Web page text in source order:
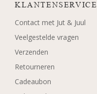
KLANTENSERVICE
Contact met Jut & Juul
Veelgestelde vragen
Verzenden
Retourneren
Cadeaubon